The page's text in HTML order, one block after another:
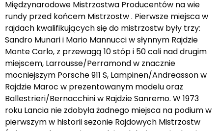
Międzynarodowe Mistrzostwa Producentów na wie
rundy przed końcem Mistrzostw . Pierwsze miejsca w
rajdach kwalifikujących się do mistrzostw były trzy:
Sandro Munari i Mario Mannucci w słynnym Rajdzie
Monte Carlo, z przewagą 10 stóp i 50 cali nad drugim
miejscem, Larrousse/Perramond w znacznie
mocniejszym Porsche 911 S, Lampinen/Andreasson w
Rajdzie Maroc w prezentowanym modelu oraz
Ballestrieri/Bernacchini w Rajdzie Sanremo. W 1973
roku Lancia nie zdobyła żadnego miejsca na podium w
pierwszym w historii sezonie Rajdowych Mistrzostw